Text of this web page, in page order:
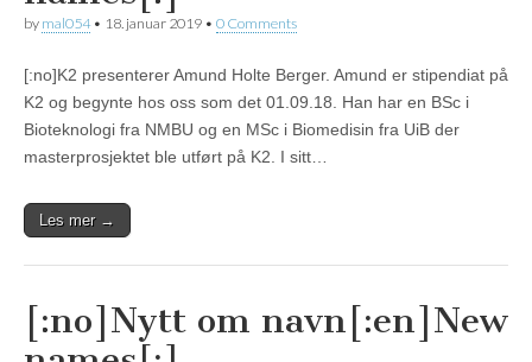
by mal054• 18. januar 2019 • 0 Comments
[:no]K2 presenterer Amund Holte Berger. Amund er stipendiat på
K2 og begynte hos oss som det 01.09.18. Han har en BSc i
Bioteknologi fra NMBU og en MSc i Biomedisin fra UiB der
masterprosjektet ble utført på K2. I sitt…
Les mer →
[:no]Nytt om navn[:en]New